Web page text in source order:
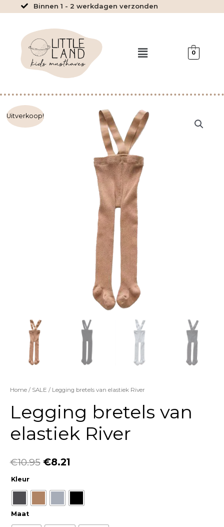
inhoud
Binnen 1 - 2 werkdagen verzonden
Menu 0
Uitverkoop!
Home/ SALE / Legging bretels van elastiek River
Legging bretels van
elastiek River
€10.95 €8.21
Kleur
Maat
Legging
bretels